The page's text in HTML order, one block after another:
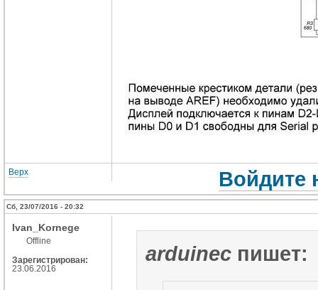
Верх Войдите
Сб, 23/07/2016 - 20:32
Ivan_Kornege
Offline
Зарегистрирован:
23.06.2016
arduinec пишет: